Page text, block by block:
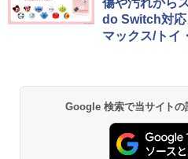
傷や汚れから
do Switch対応
マックス/トイ
Google 検索で当サイトの